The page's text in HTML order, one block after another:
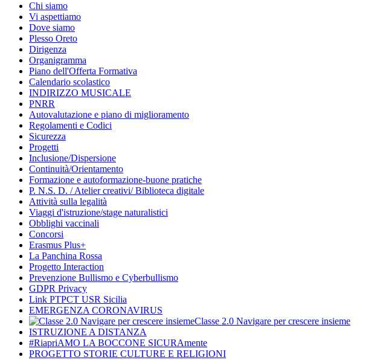
Chi siamo
Vi aspettiamo
Dove siamo
Plesso Oreto
Dirigenza
Organigramma
Piano dell'Offerta Formativa
Calendario scolastico
INDIRIZZO MUSICALE
PNRR
Autovalutazione e piano di miglioramento
Regolamenti e Codici
Sicurezza
Progetti
Inclusione/Dispersione
Continuità/Orientamento
Formazione e autoformazione-buone pratiche
P. N.S. D. / Atelier creativi/ Biblioteca digitale
Attività sulla legalità
Viaggi d'istruzione/stage naturalistici
Obblighi vaccinali
Concorsi
Erasmus Plus+
La Panchina Rossa
Progetto Interaction
Prevenzione Bullismo e Cyberbullismo
GDPR Privacy
Link PTPCT USR Sicilia
EMERGENZA CORONAVIRUS
Classe 2.0 Navigare per crescere insieme
ISTRUZIONE A DISTANZA
#RiapriAMO LA BOCCONE SICURAmente
PROGETTO STORIE CULTURE E RELIGIONI